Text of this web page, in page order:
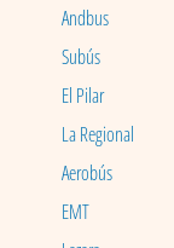
Andbus
Subús
El Pilar
La Regional
Aerobús
EMT